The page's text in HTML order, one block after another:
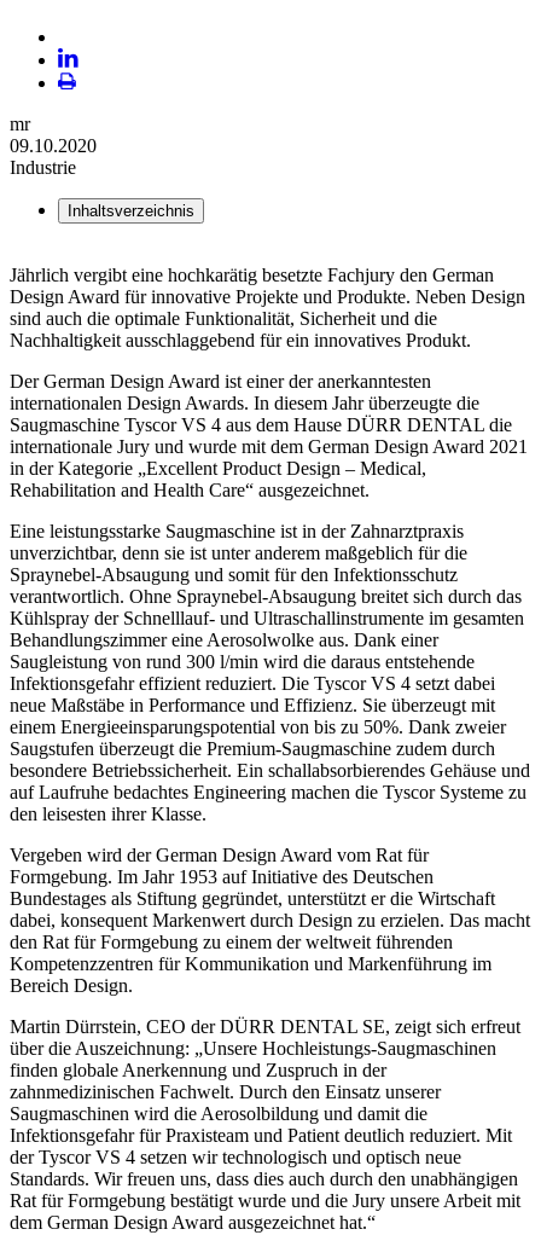
Plattform
X
LinekdIn
mr
09.10.2020
Industrie
Inhaltsverzeichnis
Jährlich vergibt eine hochkarätig besetzte Fachjury den German
Design Award für innovative Projekte und Produkte. Neben Design
sind auch die optimale Funktionalität, Sicherheit und die
Nachhaltigkeit ausschlaggebend für ein innovatives Produkt.
Der German Design Award ist einer der anerkanntesten
internationalen Design Awards. In diesem Jahr überzeugte die
Saugmaschine Tyscor VS 4 aus dem Hause DÜRR DENTAL die
internationale Jury und wurde mit dem German Design Award 2021
in der Kategorie „Excellent Product Design – Medical,
Rehabilitation and Health Care“ ausgezeichnet.
Eine leistungsstarke Saugmaschine ist in der Zahnarztpraxis
unverzichtbar, denn sie ist unter anderem maßgeblich für die
Spraynebel-Absaugung und somit für den Infektionsschutz
verantwortlich. Ohne Spraynebel-Absaugung breitet sich durch das
Kühlspray der Schnelllauf- und Ultraschallinstrumente im gesamten
Behandlungszimmer eine Aerosolwolke aus. Dank einer
Saugleistung von rund 300 l/min wird die daraus entstehende
Infektionsgefahr effizient reduziert. Die Tyscor VS 4 setzt dabei
neue Maßstäbe in Performance und Effizienz. Sie überzeugt mit
einem Energieeinsparungspotential von bis zu 50%. Dank zweier
Saugstufen überzeugt die Premium-Saugmaschine zudem durch
besondere Betriebssicherheit. Ein schallabsorbierendes Gehäuse und
auf Laufruhe bedachtes Engineering machen die Tyscor Systeme zu
den leisesten ihrer Klasse.
Vergeben wird der German Design Award vom Rat für
Formgebung. Im Jahr 1953 auf Initiative des Deutschen
Bundestages als Stiftung gegründet, unterstützt er die Wirtschaft
dabei, konsequent Markenwert durch Design zu erzielen. Das macht
den Rat für Formgebung zu einem der weltweit führenden
Kompetenzzentren für Kommunikation und Markenführung im
Bereich Design.
Martin Dürrstein, CEO der DÜRR DENTAL SE, zeigt sich erfreut
über die Auszeichnung: „Unsere Hochleistungs-Saugmaschinen
finden globale Anerkennung und Zuspruch in der
zahnmedizinischen Fachwelt. Durch den Einsatz unserer
Saugmaschinen wird die Aerosolbildung und damit die
Infektionsgefahr für Praxisteam und Patient deutlich reduziert. Mit
der Tyscor VS 4 setzen wir technologisch und optisch neue
Standards. Wir freuen uns, dass dies auch durch den unabhängigen
Rat für Formgebung bestätigt wurde und die Jury unsere Arbeit mit
dem German Design Award ausgezeichnet hat.“